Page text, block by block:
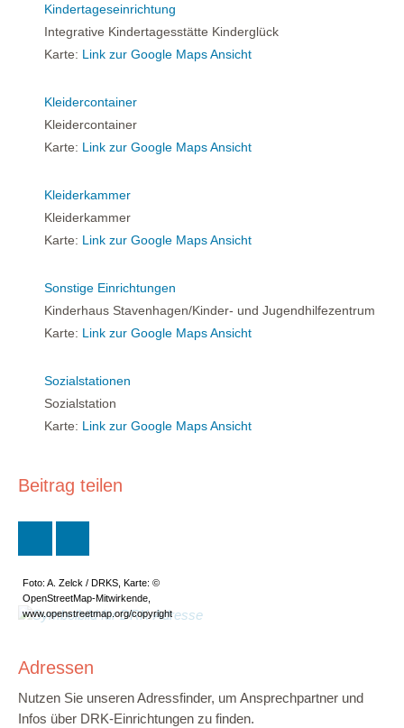
Kindertageseinrichtung
Integrative Kindertagesstätte Kinderglück
Karte: Link zur Google Maps Ansicht
Kleidercontainer
Kleidercontainer
Karte: Link zur Google Maps Ansicht
Kleiderkammer
Kleiderkammer
Karte: Link zur Google Maps Ansicht
Sonstige Einrichtungen
Kinderhaus Stavenhagen/Kinder- und Jugendhilfezentrum
Karte: Link zur Google Maps Ansicht
Sozialstationen
Sozialstation
Karte: Link zur Google Maps Ansicht
Beitrag teilen
Foto: A. Zelck / DRKS, Karte: ©
OpenStreetMap-Mitwirkende,
www.openstreetmap.org/copyright
Adressen
Nutzen Sie unseren Adressfinder, um Ansprechpartner und
Infos über DRK-Einrichtungen zu finden.